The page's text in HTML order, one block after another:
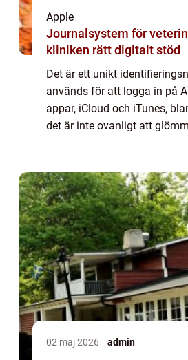
Apple
Journalsystem för veterinär så
kliniken rätt digitalt stöd
Det är ett unikt
används för att logga in på
appar, iCloud och iTunes,
det är inte ovanligt att
02 maj 2026 admin